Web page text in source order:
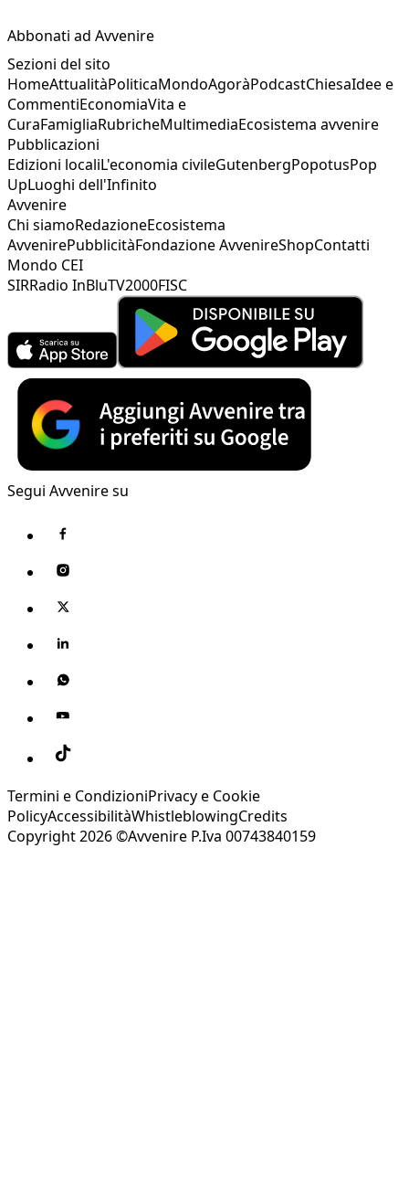
Abbonati ad Avvenire
Sezioni del sito
HomeAttualitàPoliticaMondoAgoràPodcastChiesaIdee e
CommentiEconomiaVita e
CuraFamigliaRubricheMultimediaEcosistema avvenire
Pubblicazioni
Edizioni localiL'economia civileGutenbergPopotusPop
UpLuoghi dell'Infinito
Avvenire
Chi siamoRedazioneEcosistema
AvvenirePubblicitàFondazione AvvenireShopContatti
Mondo CEI
SIRRadio InBluTV2000FISC
Segui Avvenire su
Termini e CondizioniPrivacy e Cookie
PolicyAccessibilitàWhistleblowingCredits
Copyright 2026 ©Avvenire P.Iva 00743840159